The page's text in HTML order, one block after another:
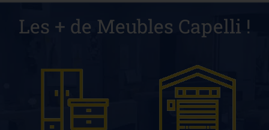
Les + de Meubles Capelli !